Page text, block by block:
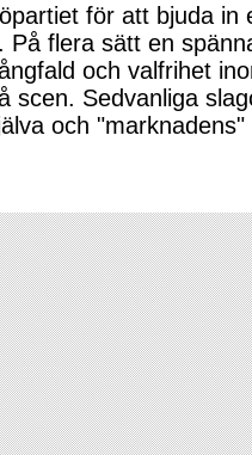
för att bjuda
På flera sätt en
och valfrihet
scen. Sedvanliga
och